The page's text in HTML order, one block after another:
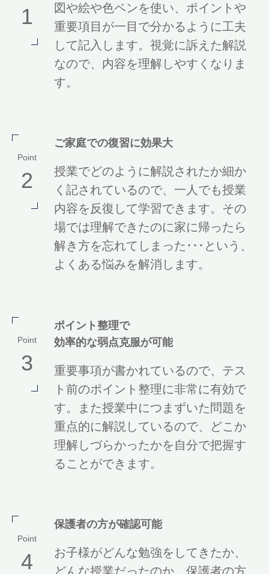
1
図や絵や色ペンを使い、ポイントや
重要項目が一目で分かるように工夫
して記入します。視覚に訴えた解説
なので、内容を理解しやすくなりま
す。
Point
2
ご家庭での復習に効果大
授業でどのように解説されたか細か
く記されているので、一人でも授業
内容を反復して学習できます。その
場では理解できたのに家に帰ったら
解き方を忘れてしまった･･･という、
よくある悩みを解消します。
Point
3
ポイント整理で
効率的な弱点克服が可能
重要事項が書かれているので、テス
ト前のポイント整理に非常に有効で
す。また授業中につまずいた問題を
重点的に解説しているので、どこか
理解しづらかったかを自分で把握す
ることができます。
Point
4
保護者の方が確認可能
お子様がどんな勉強をしてきたか、
どんな授業だったのか、保護者の方